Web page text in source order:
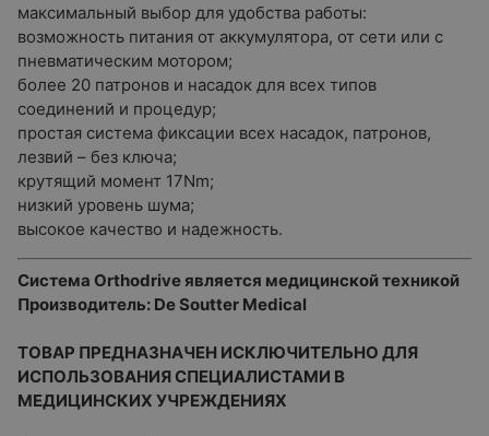
максимальный выбор для удобства работы:
возможность питания от аккумулятора, от сети или с
пневматическим мотором;
более 20 патронов и насадок для всех типов
соединений и процедур;
простая система фиксации всех насадок, патронов,
лезвий – без ключа;
крутящий момент 17Nm;
низкий уровень шума;
высокое качество и надежность.
Система Orthodrive является медицинской техникой
Производитель: De Soutter Medical
ТОВАР ПРЕДНАЗНАЧЕН ИСКЛЮЧИТЕЛЬНО ДЛЯ
ИСПОЛЬЗОВАНИЯ СПЕЦИАЛИСТАМИ В
МЕДИЦИНСКИХ УЧРЕЖДЕНИЯХ